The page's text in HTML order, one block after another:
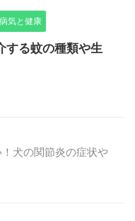
気と健康
する蚊の種類や生
犬の関節炎の症状や